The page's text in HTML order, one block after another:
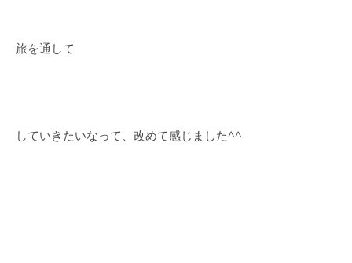
旅を通して
していきたいなって、改めて感じました^^